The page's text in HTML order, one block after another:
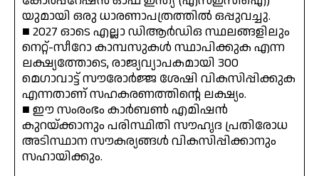
യുമായി ഒരു ധാരണാപത്രത്തിൽ ഒപ്പുവച്ചു.
■ 2027 ഓടെ എല്ലാ ഡിആർഡിഒ സ്ഥലങ്ങളിലും
നെറ്റ്-സീറോ കാമ്പസുകൾ സ്ഥാപിക്കുക എന്ന
ലക്ഷ്യത്തോടെ, രാജ്യവ്യാപകമായി 300
മെഗാവാട്ട് സൗരോർജ്ജ ശേഷി വികസിപ്പിക്കുക
എന്നതാണ് സഹകരണത്തിന്റെ ലക്ഷ്യം.
■ ഈ സംരംഭം കാർബൺ എമിഷൻ
കുറയ്ക്കാനും പരിസ്ഥിതി സൗഹൃദ പ്രതിരോധ
അടിസ്ഥാന സൗകര്യങ്ങൾ വികസിപ്പിക്കാനും
സഹായിക്കും.